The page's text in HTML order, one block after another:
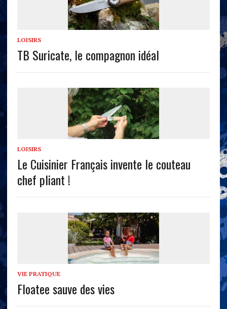
LOISIRS
TB Suricate, le compagnon idéal
LOISIRS
Le Cuisinier Français invente le couteau
chef pliant !
VIE PRATIQUE
Floatee sauve des vies